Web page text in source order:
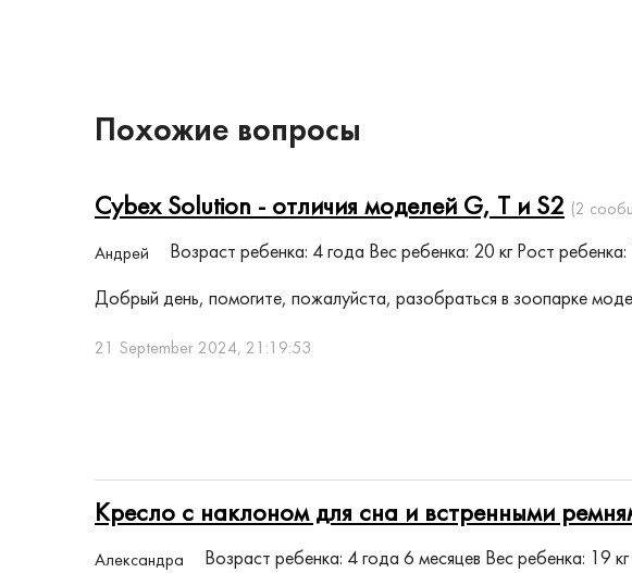
Похожие вопросы
Cybex Solution - отличия моделей G, T и S2 (2
Андрей Возраст ребенка: 4 года Вес ребенка: 20 кг Рост
Добрый день, помогите, пожалуйста, разобраться в зоопарке
21 September 2024, 21:19:53
Кресло с наклоном для сна и встренными
Александра Возраст ребенка: 4 года 6 месяцев Вес ребенка: 19 кг